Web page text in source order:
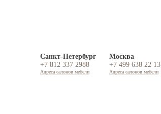
Санкт-Петербург
+7 812 337 2988
Адреса салонов мебели
Москва
+7 499 638 22 13
Адреса салонов мебели